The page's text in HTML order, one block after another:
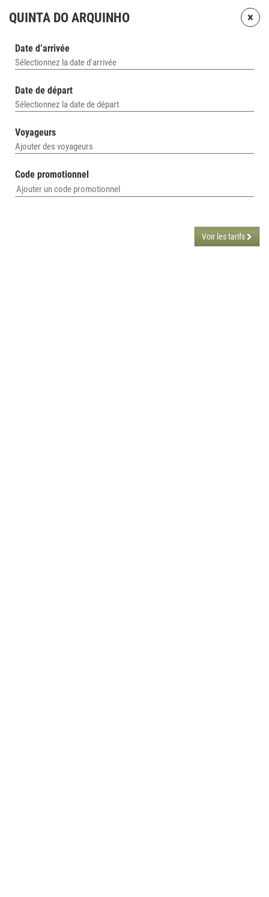
×
QUINTA DO ARQUINHO
Date d’arrivée
Sélectionnez la date d'arrivée
Date de départ
Sélectionnez la date de départ
Voyageurs
Ajouter des voyageurs
Code promotionnel
Voir les tarifs